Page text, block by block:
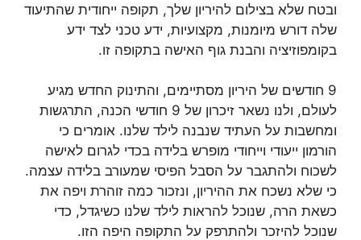
ובטח שלא בצילום להיריון שלך, תקופה ייחודית שהתיעוד
שלה דורש מיומנות, מקצועיות, ידע טכני לצד ידע
בקומפוזיציה והבנת גוף האישה בתקופה זו.
9 חודשים של היריון מסתיימים, והתינוק החדש מגיע
לעולם, ולנו נשאר זיכרון של 9 חודשי הכנה, התרגשות
ומחשבות על העתיד שנבנה לילד שלנו. אומרים כי
הורמון ייעודי וייחודי מופרש בלידה בכדי לגרום לאישה
לשכוח ולהתגבר על הסבל הפיסי שמעורב בלידה עצמה.
כי שלא נשכח את ההיריון, ונזכור כמה זוהרת ויפה את
כשאת הרה, שנוכל להראות לילד שלנו כשיגדל, כדי
שנוכל להיזכר ולהתרפק על התקופה היפה הזו.